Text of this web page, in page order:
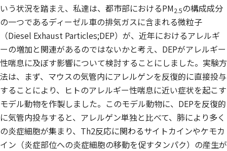
いう状況を踏まえ、私達は、都市部におけるPM2.5の構成成分
の一つであるディーゼル車の排気ガスに含まれる微粒子
（Diesel Exhaust Particles;DEP）が、近年におけるアレルギ
ーの増加と関連があるのではないかと考え、DEPがアレルギー
性喘息に及ぼす影響について検討することにしました。実験方
法は、まず、マウスの気管内にアレルゲンを反復的に直接投与
することにより、ヒトのアレルギー性喘息に近い症状を起こす
モデル動物を作製しました。このモデル動物に、DEPを反復的
に気管内投与すると、アレルゲン単独と比べて、肺により多く
の炎症細胞が集まり、Th2反応に関わるサイトカインやケモカ
イン（炎症部位への炎症細胞の移動を促すタンパク）の産生が